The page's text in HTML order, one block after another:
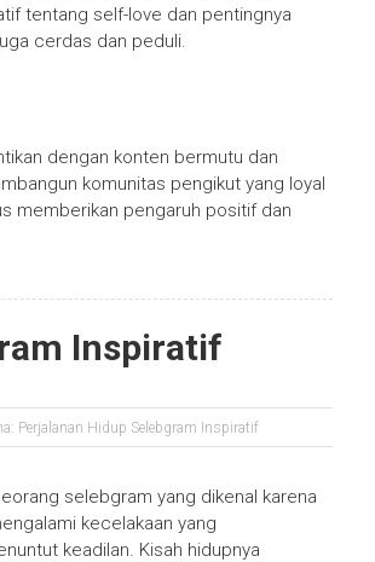
tentang self-love dan pentingnya
cerdas dan peduli.
dengan konten bermutu dan
komunitas pengikut yang loyal
memberikan pengaruh positif dan
Inspiratif
Perjalanan Hidup Selebgram Inspiratif
selebgram yang dikenal karena
kecelakaan yang
keadilan. Kisah hidupnya